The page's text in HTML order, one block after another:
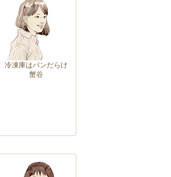
冷凍庫はパンだらけ
蟹谷